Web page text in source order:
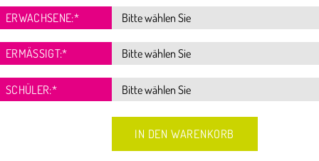
ERWACHSENE:*
ERMÄSSIGT:*
SCHÜLER:*